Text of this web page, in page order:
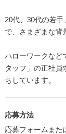
20代、30代の若
で、さまざまな背
ハローワークなど
タッフ」の正社員
ちしています。
応募方法
応募フォームまた